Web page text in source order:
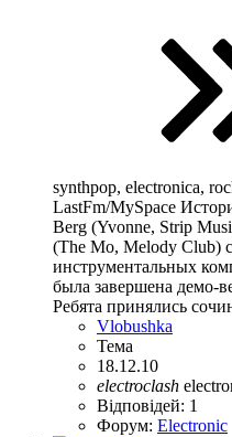
synthpop, electronica,
LastFm/MySpace
Berg (Yvonne, Strip
(The Mo, Melody Club)
инструментальных
была завершена демо-
Ребята принялись
Vlobushka
Тема
18.12.10
electroclash
Відповідей: 1
Форум: Electronic